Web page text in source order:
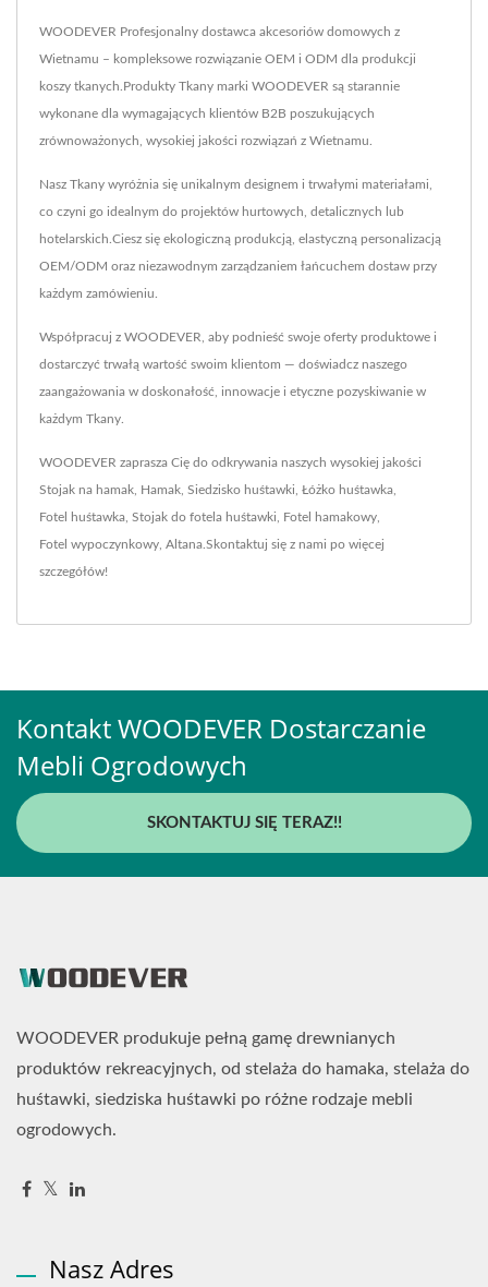
WOODEVER Profesjonalny dostawca akcesoriów domowych z
Wietnamu – kompleksowe rozwiązanie OEM i ODM dla produkcji
koszy tkanych.Produkty Tkany marki WOODEVER są starannie
wykonane dla wymagających klientów B2B poszukujących
zrównoważonych, wysokiej jakości rozwiązań z Wietnamu.
Nasz Tkany wyróżnia się unikalnym designem i trwałymi materiałami,
co czyni go idealnym do projektów hurtowych, detalicznych lub
hotelarskich.Ciesz się ekologiczną produkcją, elastyczną personalizacją
OEM/ODM oraz niezawodnym zarządzaniem łańcuchem dostaw przy
każdym zamówieniu.
Współpracuj z WOODEVER, aby podnieść swoje oferty produktowe i
dostarczyć trwałą wartość swoim klientom — doświadcz naszego
zaangażowania w doskonałość, innowacje i etyczne pozyskiwanie w
każdym Tkany.
WOODEVER zaprasza Cię do odkrywania naszych wysokiej jakości
Stojak na hamak, Hamak, Siedzisko huśtawki, Łóżko huśtawka,
Fotel huśtawka, Stojak do fotela huśtawki, Fotel hamakowy,
Fotel wypoczynkowy, Altana.Skontaktuj się z nami po więcej
szczegółów!
Kontakt WOODEVER Dostarczanie
Mebli Ogrodowych
SKONTAKTUJ SIĘ TERAZ!!
WOODEVER produkuje pełną gamę drewnianych
produktów rekreacyjnych, od stelaża do hamaka, stelaża do
huśtawki, siedziska huśtawki po różne rodzaje mebli
ogrodowych.
Nasz Adres